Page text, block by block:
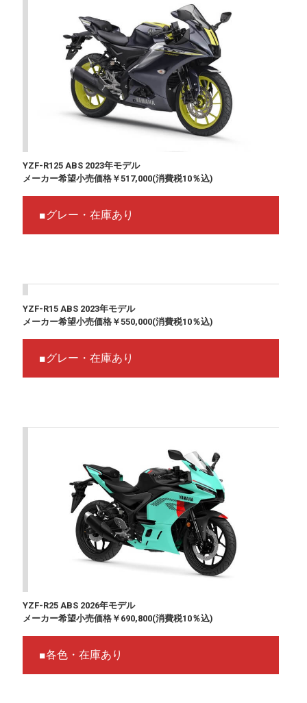
YZF-R125 ABS 2023年モデル
メーカー希望小売価格￥517,000(消費税10％込)
■グレー・在庫あり
YZF-R15 ABS 2023年モデル
メーカー希望小売価格￥550,000(消費税10％込)
■グレー・在庫あり
YZF-R25 ABS 2026年モデル
メーカー希望小売価格￥690,800(消費税10％込)
■各色・在庫あり